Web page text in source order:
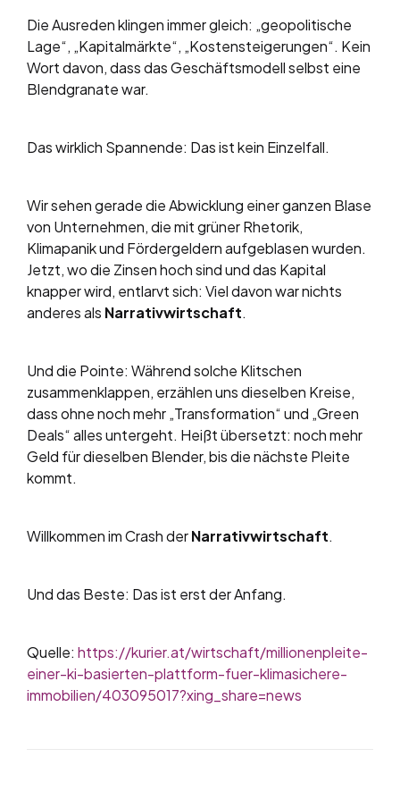
Die Ausreden klingen immer gleich: „geopolitische
Lage“, „Kapitalmärkte“, „Kostensteigerungen“. Kein
Wort davon, dass das Geschäftsmodell selbst eine
Blendgranate war.
Das wirklich Spannende: Das ist kein Einzelfall.
Wir sehen gerade die Abwicklung einer ganzen Blase
von Unternehmen, die mit grüner Rhetorik,
Klimapanik und Fördergeldern aufgeblasen wurden.
Jetzt, wo die Zinsen hoch sind und das Kapital
knapper wird, entlarvt sich: Viel davon war nichts
anderes als Narrativwirtschaft.
Und die Pointe: Während solche Klitschen
zusammenklappen, erzählen uns dieselben Kreise,
dass ohne noch mehr „Transformation“ und „Green
Deals“ alles untergeht. Heißt übersetzt: noch mehr
Geld für dieselben Blender, bis die nächste Pleite
kommt.
Willkommen im Crash derNarrativwirtschaft.
Und das Beste: Das ist erst der Anfang.
Quelle: https://kurier.at/wirtschaft/millionenpleite-
einer-ki-basierten-plattform-fuer-klimasichere-
immobilien/403095017?xing_share=news